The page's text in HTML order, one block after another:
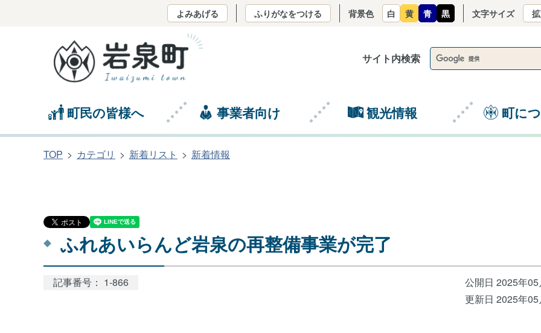
サイト内検索
町民の皆様へ 事業者向け 観光情報 町に
よみあげる ふりがなをつける 背景色 白 黄 青 黒 文字サイズ
TOP カテゴリ 新着リスト 新着情報
ふれあいらんど岩泉の再整備事業が完了
記事番号： 1-866
公開日 2025年05
更新日 2025年05